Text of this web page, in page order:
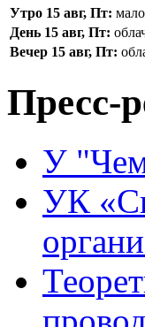
Утро 15 авг, Пт:
День 15 авг, Пт:
Вечер 15 авг, Пт:
Пресс-
У
УК